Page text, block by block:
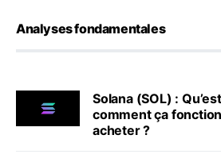
Analyses fondamentales
Solana (SOL) :
comment ça
acheter ?